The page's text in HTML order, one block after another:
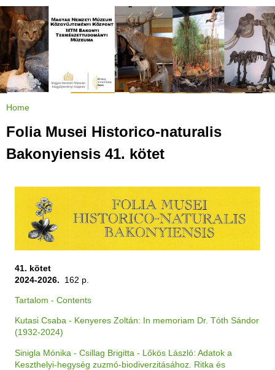
Jump to navigation
Y
u
a
e
h
Home
Folia Musei Historico-naturalis
Bakonyiensis 41. kötet
41. kötet
2024-2026. 162 p.
Tartalom - Contents
Kutasi Csaba - Kenyeres Zoltán: In memoriam Dr. Tóth Sándor
(1932-2024)
Sinigla Mónika - Csillag Brigitta - Lőkös László: Adatok a
Keszthelyi-hegység zuzmó-biodiverzitásához. Ritka és